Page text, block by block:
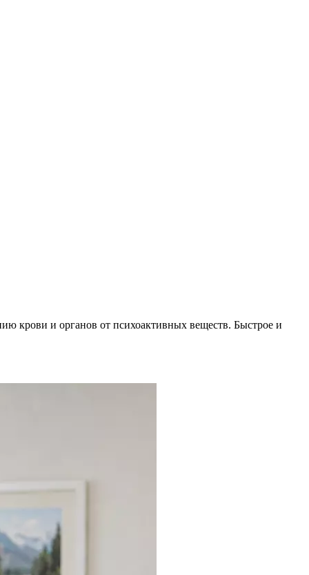
крови и органов от психоактивных веществ. Быстрое и